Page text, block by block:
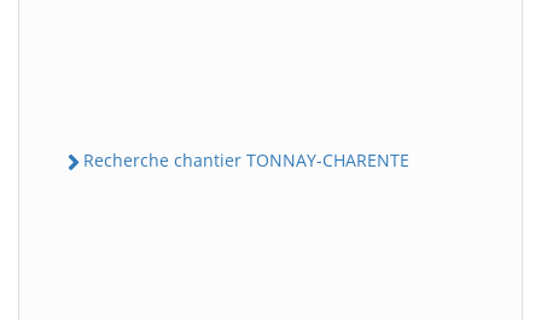
Recherche chantier TONNAY-CHARENTE